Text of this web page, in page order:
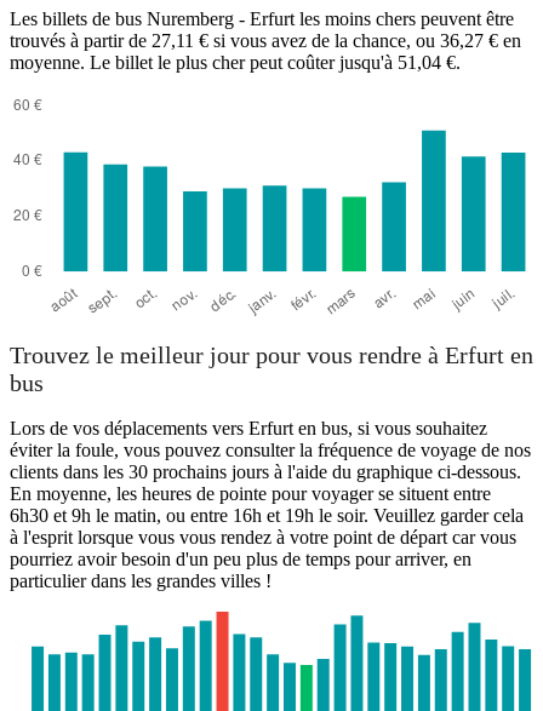
Les billets de bus Nuremberg - Erfurt les moins chers peuvent être
trouvés à partir de 27,11 € si vous avez de la chance, ou 36,27 € en
moyenne. Le billet le plus cher peut coûter jusqu'à 51,04 €.
Trouvez le meilleur jour pour vous rendre à Erfurt en
bus
Lors de vos déplacements vers Erfurt en bus, si vous souhaitez
éviter la foule, vous pouvez consulter la fréquence de voyage de nos
clients dans les 30 prochains jours à l'aide du graphique ci-dessous.
En moyenne, les heures de pointe pour voyager se situent entre
6h30 et 9h le matin, ou entre 16h et 19h le soir. Veuillez garder cela
à l'esprit lorsque vous vous rendez à votre point de départ car vous
pourriez avoir besoin d'un peu plus de temps pour arriver, en
particulier dans les grandes villes !